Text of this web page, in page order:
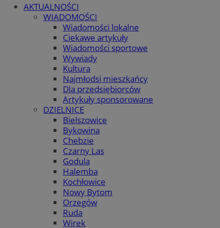
AKTUALNOŚCI
WIADOMOŚCI
Wiadomości lokalne
Ciekawe artykuły
Wiadomości sportowe
Wywiady
Kultura
Najmłodsi mieszkańcy
Dla przedsiębiorców
Artykuły sponsorowane
DZIELNICE
Bielszowice
Bykowina
Chebzie
Czarny Las
Godula
Halemba
Kochłowice
Nowy Bytom
Orzegów
Ruda
Wirek